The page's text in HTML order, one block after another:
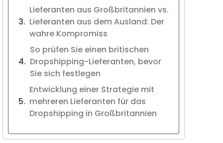
Lieferanten aus Großbritannien vs.
Lieferanten aus dem Ausland: Der
wahre Kompromiss
So prüfen Sie einen britischen
Dropshipping-Lieferanten, bevor
Sie sich festlegen
Entwicklung einer Strategie mit
mehreren Lieferanten für das
Dropshipping in Großbritannien